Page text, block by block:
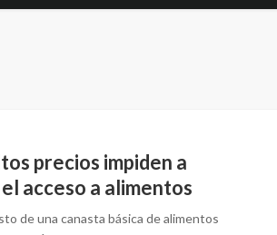
precios impiden a
acceso a alimentos
de una canasta básica de alimentos